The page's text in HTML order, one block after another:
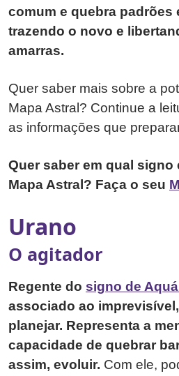
comum e quebra padrões
trazendo o novo e
amarras.
Quer saber mais sobre a
Mapa Astral? Continue a
as informações que
Quer saber em qual signo
Mapa Astral? Faça o seu
Urano
O agitador
Regente do signo de
associado ao
planejar. Representa a
capacidade de quebrar
assim, evoluir. Com ele,